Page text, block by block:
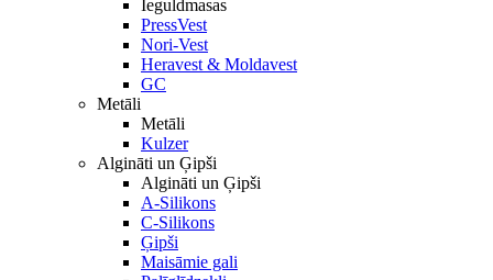
Ieguldmasas
PressVest
Nori-Vest
Heravest & Moldavest
GC
Metāli
Metāli
Kulzer
Algināti un Ģipši
Algināti un Ģipši
A-Silikons
C-Silikons
Ģipši
Maisāmie gali